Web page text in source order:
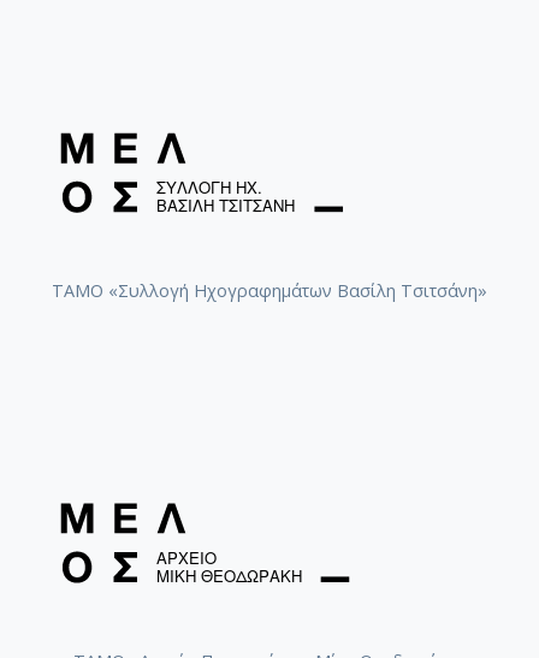
ΤΑΜΟ «Συλλογή Ηχογραφημάτων Βασίλη Τσιτσάνη»